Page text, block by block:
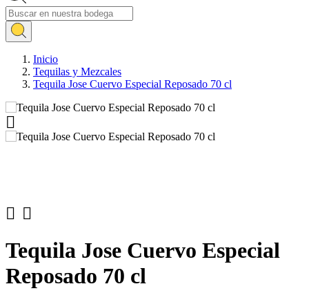
Inicio
Tequilas y Mezcales
Tequila Jose Cuervo Especial Reposado 70 cl

 
Tequila Jose Cuervo Especial
Reposado 70 cl